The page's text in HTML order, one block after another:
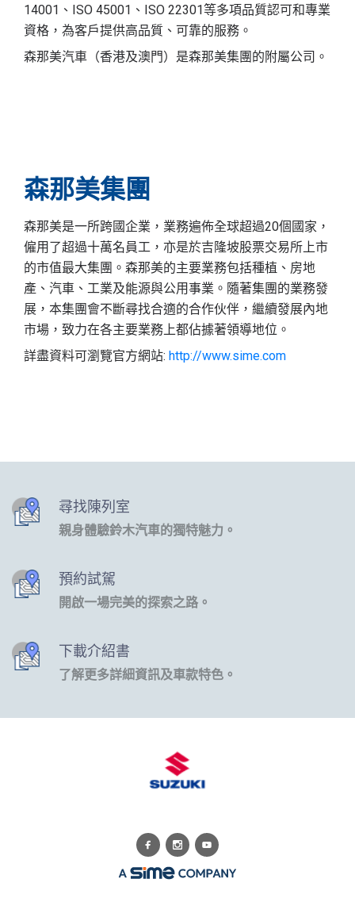
14001、ISO 45001、ISO 22301等多項品質認可和專業
資格，為客戶提供高品質、可靠的服務。
森那美汽車（香港及澳門）是森那美集團的附屬公司。
森那美集團
森那美是一所跨國企業，業務遍佈全球超過20個國家，
僱用了超過十萬名員工，亦是於吉隆坡股票交易所上市
的市值最大集團。森那美的主要業務包括種植、房地
產、汽車、工業及能源與公用事業。隨著集團的業務發
展，本集團會不斷尋找合適的合作伙伴，繼續發展內地
市場，致力在各主要業務上都佔據著領導地位。
詳盡資料可瀏覽官方網站: http://www.sime.com
尋找陳列室
親身體驗鈴木汽車的獨特魅力。
預約試駕
開啟一場完美的探索之路。
下載介紹書
了解更多詳細資訊及車款特色。